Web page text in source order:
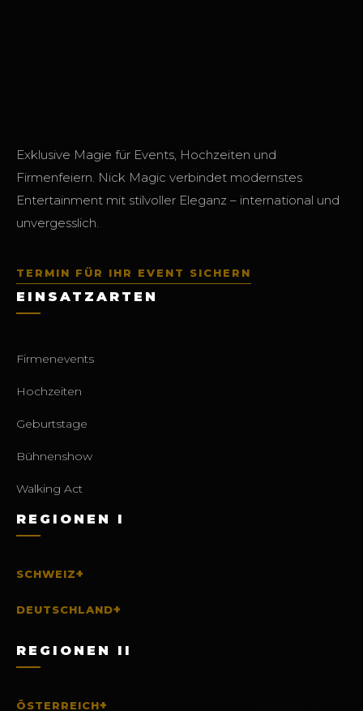
Exklusive Magie für Events, Hochzeiten und
Firmenfeiern. Nick Magic verbindet modernstes
Entertainment mit stilvoller Eleganz – international und
unvergesslich.
TERMIN FÜR IHR EVENT SICHERN
EINSATZARTEN
Firmenevents
Hochzeiten
Geburtstage
Bühnenshow
Walking Act
REGIONEN I
SCHWEIZ+
DEUTSCHLAND+
REGIONEN II
ÖSTERREICH+